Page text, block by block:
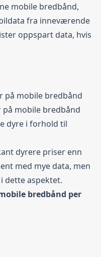
mobile bredbånd,
fra inneværende
oppspart data, hvis
på mobile bredbånd
på mobile bredbånd
dyre i forhold til
dyrere priser enn
med mye data, men
dette aspektet.
bredbånd per